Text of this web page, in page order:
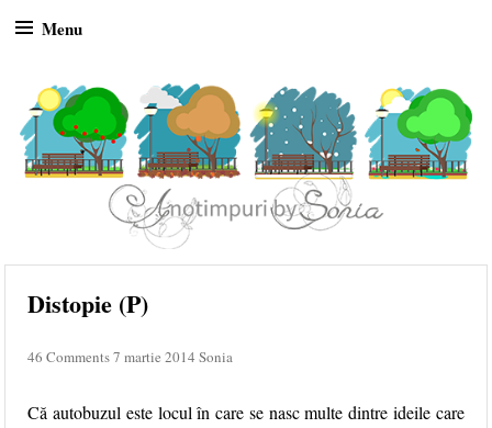
Menu
Distopie (P)
46 Comments7 martie 2014 Sonia
Că autobuzul este locul în care se nasc multe dintre ideile care